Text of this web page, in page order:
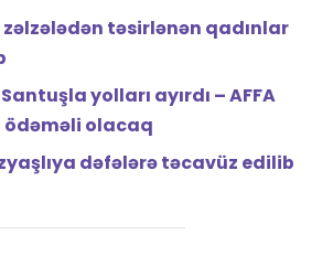
təsirlənən qadınlar
yolları ayırdı – AFFA
olacaq
dəfələrə təcavüz edilib